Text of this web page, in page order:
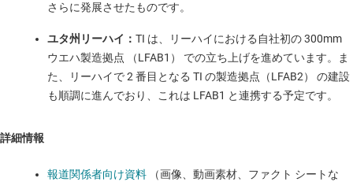
さらに発展させたものです。
ユタ州リーハイ： TI は、リーハイにおける自社初の 300mm
ウエハ製造拠点 （LFAB1） での立ち上げを進めています。ま
た、リーハイで 2 番目となる TI の製造拠点（LFAB2） の建設
も順調に進んでおり、これは LFAB1 と連携する予定です。
詳細情報
報道関係者向け資料 （画像、動画素材、ファクト シートな